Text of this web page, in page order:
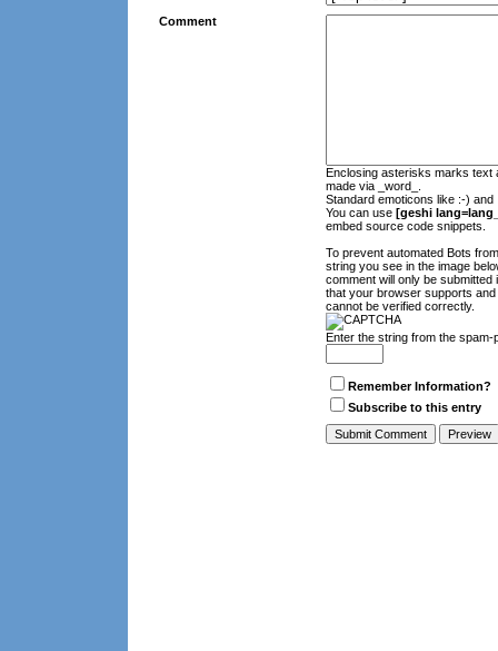
Comment
Enclosing asterisks marks text
made via _word_.
Standard emoticons like :-)
You can use [geshi
embed source code snippets.
To prevent automated Bots
string you see in the image
comment will only be
that your browser supports
cannot be verified correctly.
Enter the string from the spam-
Remember Information?
Subscribe to this entry